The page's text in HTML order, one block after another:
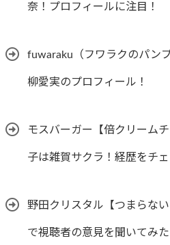
奈！プロフィールに注目！
fuwaraku（フワラクのパン
柳愛実のプロフィール！
モスバーガー【倍クリーム
子は雑賀サクラ！経歴をチェ
野田クリスタル【つまらな
で視聴者の意見を聞いてみた